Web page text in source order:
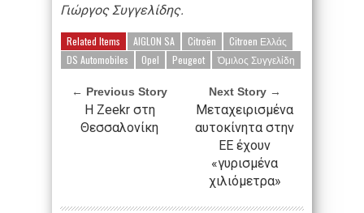
Γιώργος Συγγελίδης.
Related Items AIGLON SA Citroën
Citroen Ελλάς
DS Automobiles
Opel Peugeot Όμιλος Συγγελίδη
← Previous Story
Η Zeekr στη
Θεσσαλονίκη
Next Story →
Μεταχειρισμένα
αυτοκίνητα στην
ΕΕ έχουν
«γυρισμένα
χιλιόμετρα»